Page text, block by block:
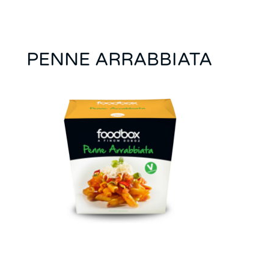
PENNE ARRABBIATA